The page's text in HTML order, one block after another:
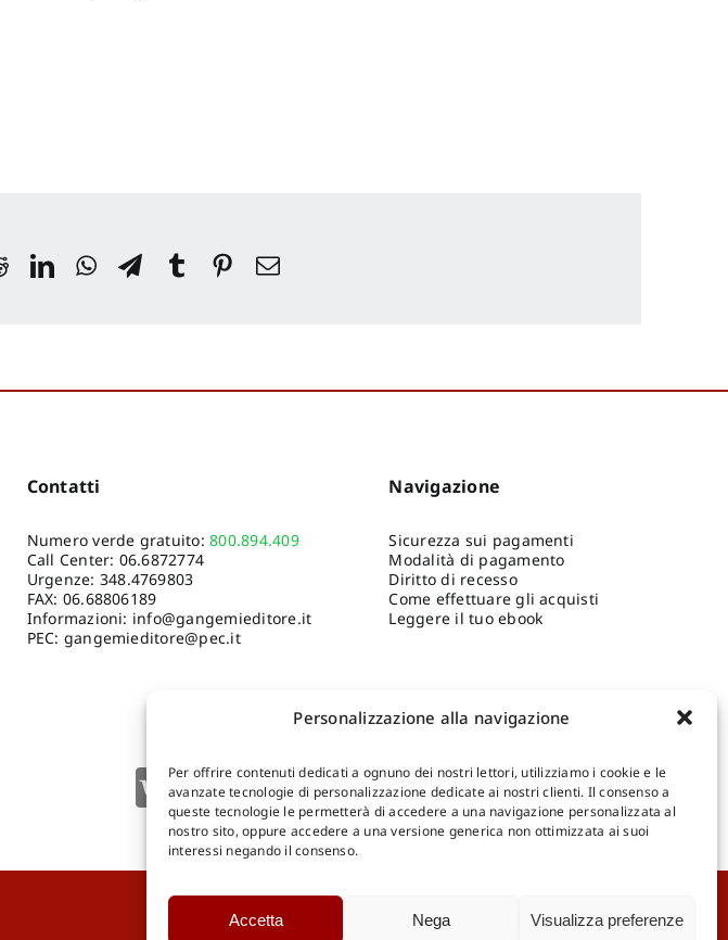
Personalizzazione alla navigazione
Per offrire contenuti dedicati a ognuno dei nostri lettori, utilizziamo i cookie e le
avanzate tecnologie di personalizzazione dedicate ai nostri clienti. Il consenso a
queste tecnologie le permetterà di accedere a una navigazione personalizzata al
nostro sito, oppure accedere a una versione generica non ottimizzata ai suoi
interessi negando il consenso.
Accetta Nega Visualizza preferenze
Contatti
Numero verde gratuito:800.894.409
Call Center: 06.6872774
Urgenze: 348.4769803
FAX: 06.68806189
Informazioni: info@gangemieditore.it
PEC: gangemieditore@pec.it
Navigazione
Sicurezza sui pagamenti
Modalità di pagamento
Diritto di recesso
Come effettuare gli acquisti
Leggere il tuo ebook
Shop Gangemi Editore-Pagamenti Sicuri e anche Rateali
DOWNLOAD
Catalogo Online